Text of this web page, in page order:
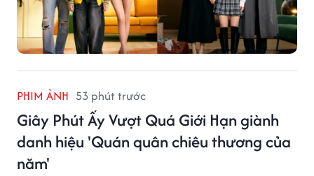
PHIM ẢNH 53 phút trước
Giây Phút Ấy Vượt Quá Giới Hạn giành
danh hiệu 'Quán quân chiêu thương của
năm'